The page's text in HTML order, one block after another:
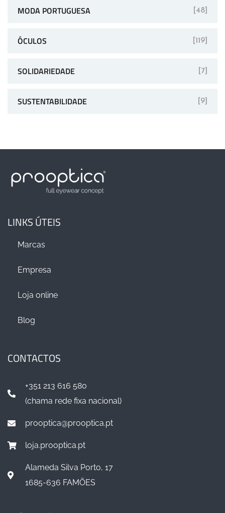
MODA PORTUGUESA [48]
ÓCULOS [119]
SOLIDARIEDADE [7]
SUSTENTABILIDADE [9]
LINKS ÚTEIS
Marcas
Empresa
Loja online
Blog
CONTACTOS
+351 213 616 580
(chama rede fixa nacional)
prooptica@prooptica.pt
loja.prooptica.pt
Alameda Silva Porto, 17
1685-636 FAMÕES